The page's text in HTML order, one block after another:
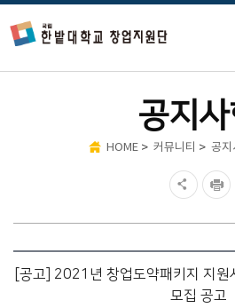
공지
HOME > 커뮤니티 > 공지
[공고] 2021년 창업도약패키지 지원
모집 공고